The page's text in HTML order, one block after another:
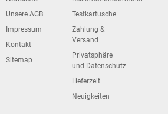
Unsere AGB
Impressum
Kontakt
Sitemap
Testkartusche
Zahlung &
Versand
Privatsphäre
und Datenschutz
Lieferzeit
Neuigkeiten